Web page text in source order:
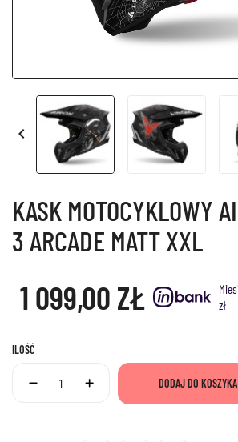

KASK MOTOCYKLOWY
3 ARCADE MATT XXL
1 099,00 ZŁ
zł
ILOŚĆ
DODAJ DO KOSZYKA